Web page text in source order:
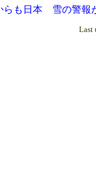
雪の警報が出
Last